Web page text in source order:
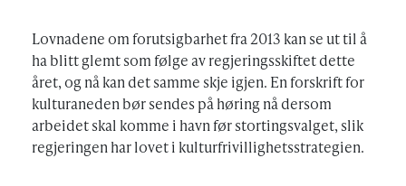
Lovnadene om forutsigbarhet fra 2013 kan se ut til å
ha blitt glemt som følge av regjeringsskiftet dette
året, og nå kan det samme skje igjen. En forskrift for
kulturaneden bør sendes på høring nå dersom
arbeidet skal komme i havn før stortingsvalget, slik
regjeringen har lovet i kulturfrivillighetsstrategien.